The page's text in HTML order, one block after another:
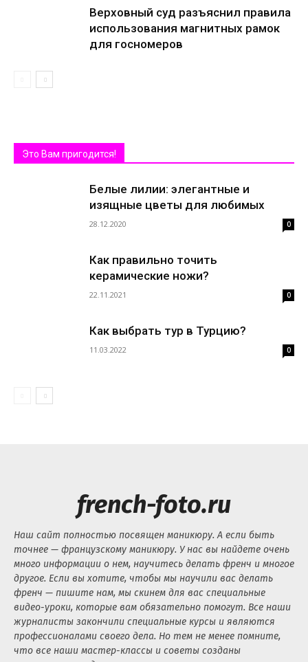
Верховный суд разъяснил правила
использования магнитных рамок
для госномеров
Это Вам пригодится!
Белые лилии: элегантные и
изящные цветы для любимых
28.12.2020 0
Как правильно точить
керамические ножи?
22.11.2021 0
Как выбрать тур в Турцию?
11.03.2022 0
french-foto.ru
Наш сайт полностью посвящен маникюру. А если быть
точнее — французскому маникюру. У нас вы найдете очень
много информации о нем, научитесь делать френч и многое
другое. Если вы хотите, чтобы мы научили вас делать
френч — пишите нам, мы скинем для вас специальные
видео-уроки, которые вам обязательно помогут. Все наши
журналисты закончили специальные курсы и являются
профессионалами своего дела. Но тем не менее помните,
что все наши мастер-классы и советы созданы